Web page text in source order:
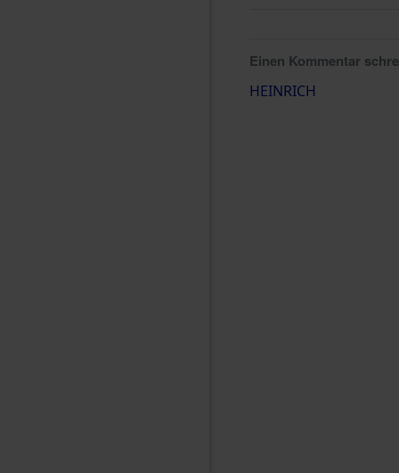
Einen Kommentar
HEINRICH